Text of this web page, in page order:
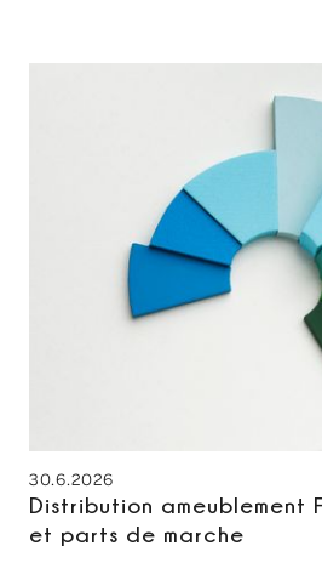
30.6.2026
Distribution ameublement
et parts de marche